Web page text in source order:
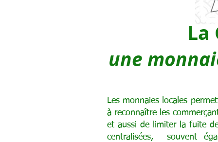
La
une
Les monnaies locales
à reconnaître les
et aussi de limiter la fuite
centralisées, souvent